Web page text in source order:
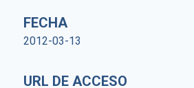
FECHA
2012-03-13
URL DE ACCESO